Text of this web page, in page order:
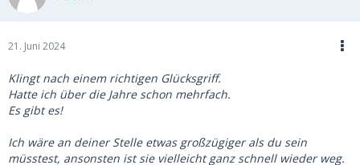
21. Juni 2024
Klingt nach einem richtigen Glücksgriff.
Hatte ich über die Jahre schon mehrfach.
Es gibt es!
Ich wäre an deiner Stelle etwas großzügiger als du sein
müsstest, ansonsten ist sie vielleicht ganz schnell wieder weg.